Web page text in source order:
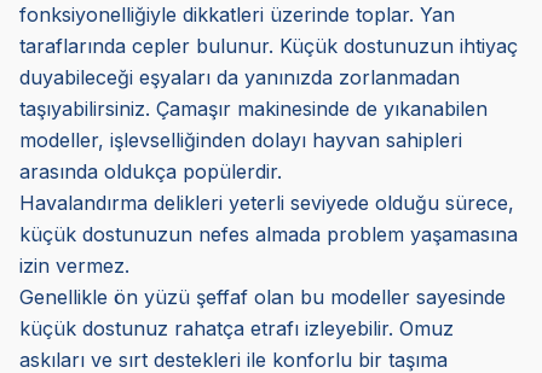
fonksiyonelliğiyle dikkatleri üzerinde toplar. Yan
taraflarında cepler bulunur. Küçük dostunuzun ihtiyaç
duyabileceği eşyaları da yanınızda zorlanmadan
taşıyabilirsiniz. Çamaşır makinesinde de yıkanabilen
modeller, işlevselliğinden dolayı hayvan sahipleri
arasında oldukça popülerdir.
Havalandırma delikleri yeterli seviyede olduğu sürece,
küçük dostunuzun nefes almada problem yaşamasına
izin vermez.
Genellikle ön yüzü şeffaf olan bu modeller sayesinde
küçük dostunuz rahatça etrafı izleyebilir. Omuz
askıları ve sırt destekleri ile konforlu bir taşıma